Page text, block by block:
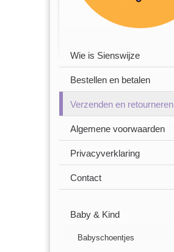
Wie is Sienswijze
Bestellen en betalen
Verzenden en retourneren
Algemene voorwaarden
Privacyverklaring
Contact
Baby & Kind
Babyschoentjes